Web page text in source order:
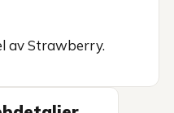
av Strawberry.